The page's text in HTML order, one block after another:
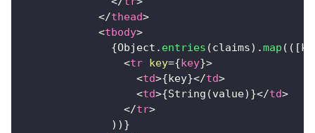
</thead>
<tbody>
{Object . entries (claims) .map ( ( [
<tr key={key}>
<td>{key}</td>
<td>{String (value) }</td>
</tr>
) ) }